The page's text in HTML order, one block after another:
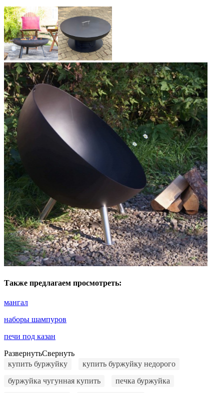
Также предлагаем просмотреть:
мангал
наборы шампуров
печи под казан
РазвернутьСвернуть
купить буржуйку
купить буржуйку недорого
буржуйка чугунная купить
печка буржуйка